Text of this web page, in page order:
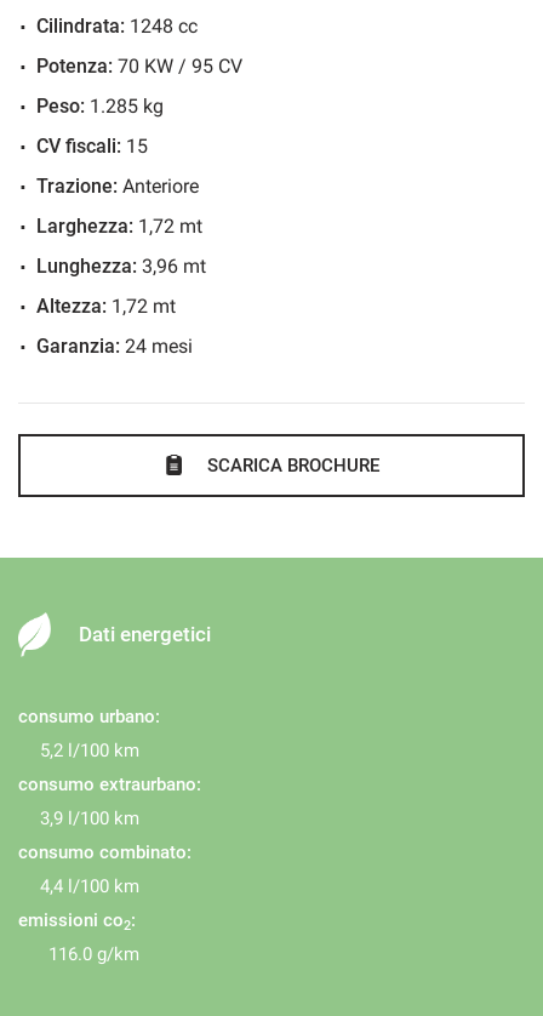
consegna.- Gli accessori in descrizione potrebbero non
corrispondere a quelli realmente presenti sulla vettura,
pertanto si consiglia sempre di verificarli in presenza
Cilindrata: 1248 cc
Potenza: 70 KW / 95 CV
Peso: 1.285 kg
CV fiscali: 15
Trazione: Anteriore
Larghezza: 1,72 mt
Lunghezza: 3,96 mt
Altezza: 1,72 mt
Garanzia: 24 mesi
SCARICA BROCHURE
Dati energetici
consumo urbano:
5,2 l/100 km
consumo extraurbano:
3,9 l/100 km
consumo combinato:
4,4 l/100 km
emissioni co2:
116.0 g/km